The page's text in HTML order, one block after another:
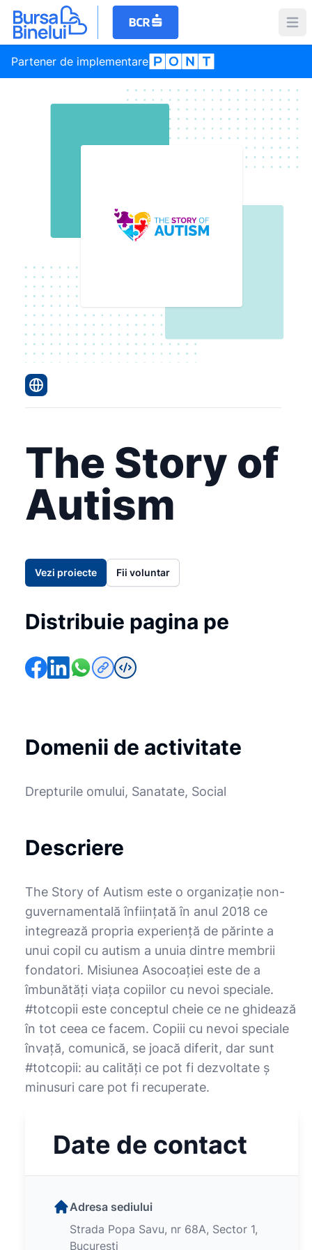
Partener de implementare
The Story of
Autism
Vezi proiecte Fii voluntar
Distribuie pagina pe
Domenii de activitate
Drepturile omului, Sanatate, Social
Descriere
The Story of Autism este o organizație non-
guvernamentală înființată în anul 2018 ce
integrează propria experiență de părinte a
unui copil cu autism a unuia dintre membrii
fondatori. Misiunea Asocoației este de a
îmbunătăți viața copiilor cu nevoi speciale.
#totcopii este conceptul cheie ce ne ghidează
în tot ceea ce facem. Copiii cu nevoi speciale
învață, comunică, se joacă diferit, dar sunt
#totcopii: au calități ce pot fi dezvoltate ș
minusuri care pot fi recuperate.
Date de contact
Adresa sediului
Strada Popa Savu, nr 68A, Sector 1,
Bucuresti